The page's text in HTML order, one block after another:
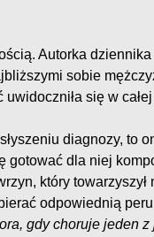
Autorka dziennika
sobie
się w całej
diagnozy, to
gotować dla niej
który
odpowiednią
gdy choruje jeden z